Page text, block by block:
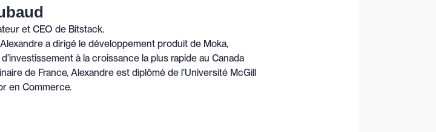
et CEO de Bitstack.
a dirigé le développement produit de Moka,
d’investissement à la croissance la plus rapide au Canada
de France, Alexandre est diplômé de l'Université McGill
en Commerce.